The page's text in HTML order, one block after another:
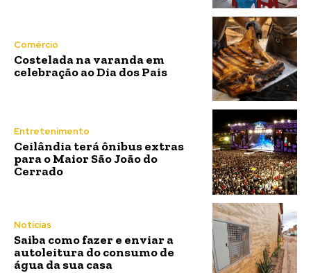
Comércio
Costelada na varanda em
celebração ao Dia dos Pais
Entretenimento
Ceilândia terá ônibus extras
para o Maior São João do
Cerrado
Notícias
Saiba como fazer e enviar a
autoleitura do consumo de
água da sua casa